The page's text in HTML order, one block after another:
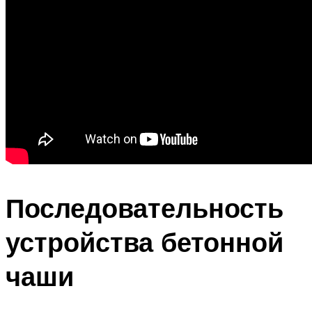
Последовательность
устройства бетонной
чаши